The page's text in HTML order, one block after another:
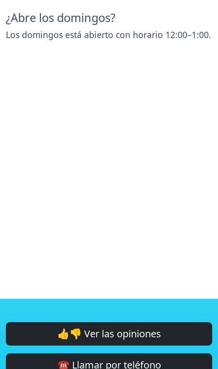
¿Abre los domingos?
Los domingos está abierto con horario 12:00–1:00.
👍👎 Ver las opiniones
☎️ Llamar por teléfono